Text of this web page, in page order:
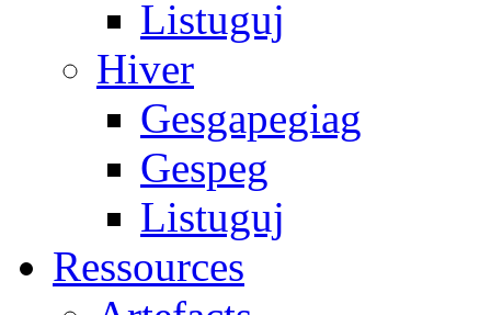
Listuguj
Hiver
Gesgapegiag
Gespeg
Listuguj
Ressources